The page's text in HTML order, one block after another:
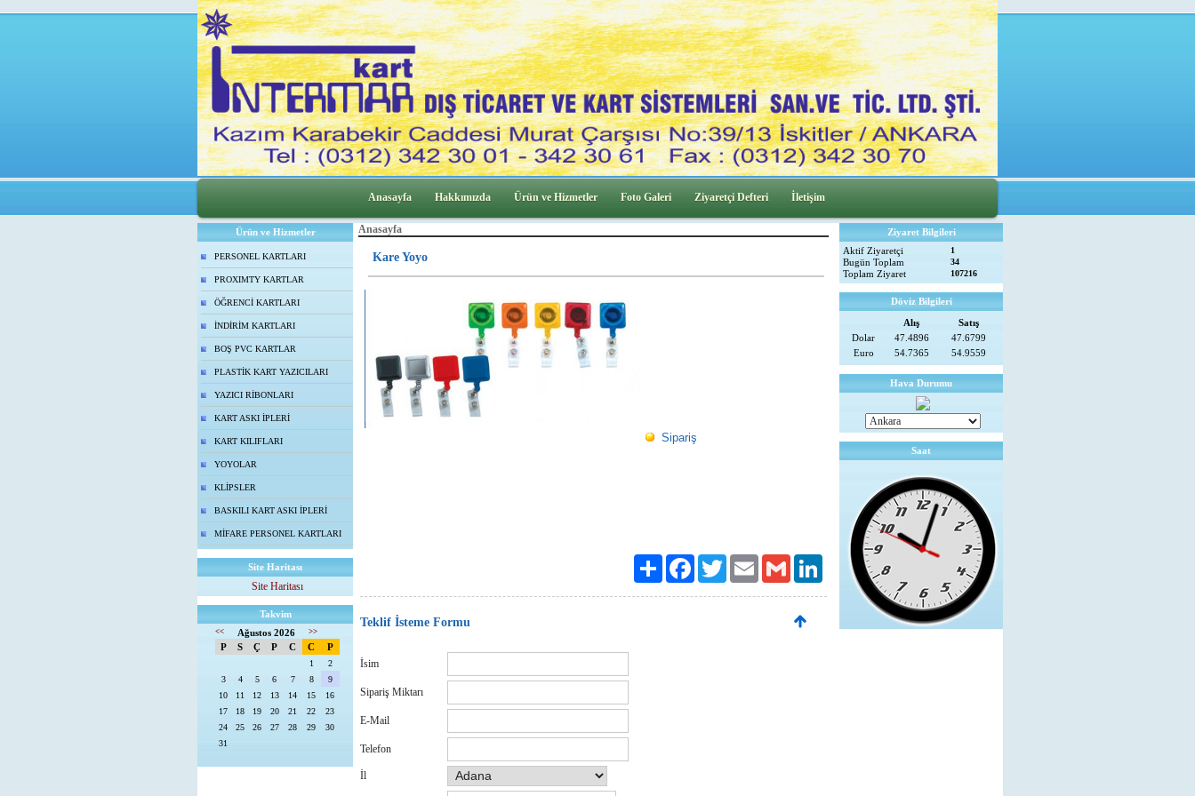
Anasayfa Hakkımızda Ürün ve Hizmetler Foto Galeri Ziyaretçi Defteri İletişim
Ürün ve Hizmetler
PERSONEL KARTLARI
PROXIMTY KARTLAR
ÖĞRENCİ KARTLARI
İNDİRİM KARTLARI
BOŞ PVC KARTLAR
PLASTİK KART YAZICILARI
YAZICI RİBONLARI
KART ASKI İPLERİ
KART KILIFLARI
YOYOLAR
KLİPSLER
BASKILI KART ASKI İPLERİ
MİFARE PERSONEL KARTLARI
Site Haritası
Site Haritası
Takvim
<< Ağustos 2026 >>
P S Ç P C C P
1
2
3
4 5 6 7 8
9
10
11 12 13 14 15
16
17
18 19 20 21 22
23
24
25 26 27 28 29
30
31
Anasayfa
Kare Yoyo
Sipariş
Paylaş FacebookTwitter Email Gmail LinkedIn
Teklif İsteme Formu
İsim
Sipariş Miktarı
E-Mail
Telefon
İl
Ziyaret Bilgileri
Aktif Ziyaretçi
1
Bugün Toplam 34
Toplam Ziyaret 107216
Döviz Bilgileri
Alış
Satış
Dolar
47.4896
47.6799
Euro
54.7365 54.9559
Hava Durumu
Saat